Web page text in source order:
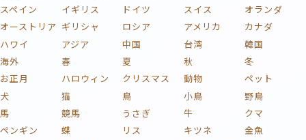
スペイン
イギリス ドイツ スイス
オランダ
オーストリア ギリシャ ロシア アメリカ
カナダ
ハワイ
アジア 中国 台湾
韓国
海外
春 夏 秋
冬
お正月
ハロウィン クリスマス 動物
ペット
犬
猫 鳥 小鳥
野鳥
馬
競馬 うさぎ 牛
クマ
ペンギン
蝶 リス キツネ
金魚